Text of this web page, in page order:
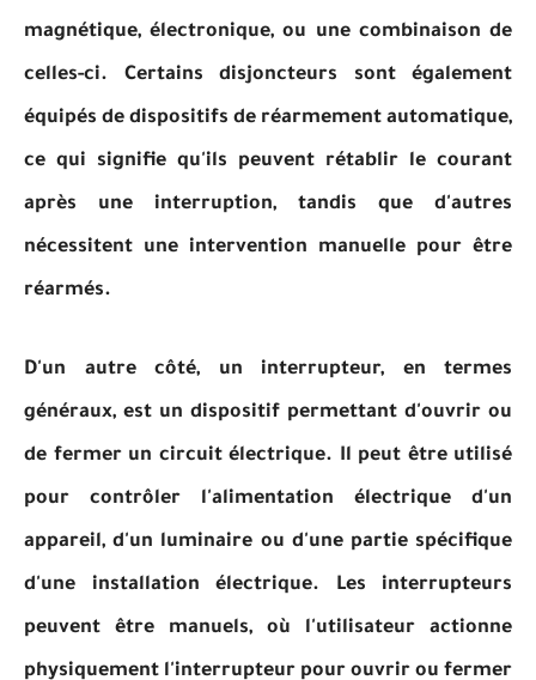
magnétique, électronique, ou une combinaison de
celles-ci. Certains disjoncteurs sont également
équipés de dispositifs de réarmement automatique,
ce qui signifie qu'ils peuvent rétablir le courant
après une interruption, tandis que d'autres
nécessitent une intervention manuelle pour être
réarmés.
D'un autre côté, un interrupteur, en termes
généraux, est un dispositif permettant d'ouvrir ou
de fermer un circuit électrique. Il peut être utilisé
pour contrôler l'alimentation électrique d'un
appareil, d'un luminaire ou d'une partie spécifique
d'une installation électrique. Les interrupteurs
peuvent être manuels, où l'utilisateur actionne
physiquement l'interrupteur pour ouvrir ou fermer